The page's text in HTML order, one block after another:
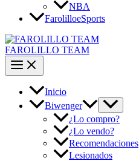
NBA
FarolilloeSports
FAROLILLO TEAM
Inicio
Biwenger
¿Lo compro?
¿Lo vendo?
Recomendaciones
Lesionados